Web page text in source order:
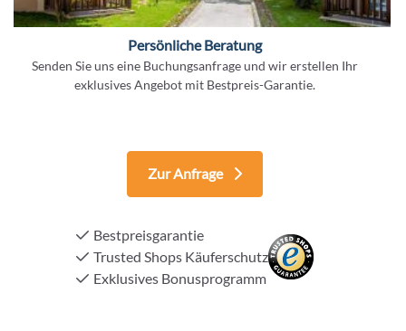
Persönliche Beratung
Senden Sie uns eine Buchungsanfrage und wir erstellen Ihr
exklusives Angebot mit Bestpreis-Garantie.
Zur Anfrage
Bestpreisgarantie
Trusted Shops Käuferschutz
Exklusives Bonusprogramm